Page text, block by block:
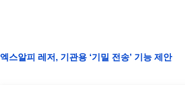
엑스알피 레저, 기관용 ‘기밀 전송’ 기능 제안